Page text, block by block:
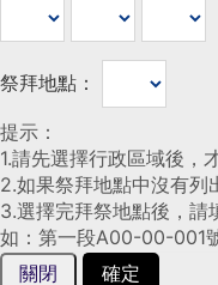
祭拜地點：
提示：
1.請先選擇行政區域後，
2.如果祭拜地點中沒有列
3.選擇完拜祭地點後，
如：第一段A00-00-001
關閉 確定